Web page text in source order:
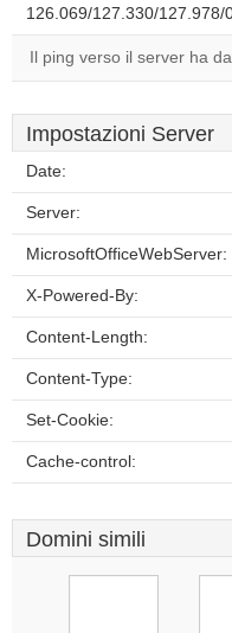
126.069/127.330/127.978/
Il ping verso il server ha
Impostazioni Server
Date:
Server:
MicrosoftOfficeWebServer:
X-Powered-By:
Content-Length:
Content-Type:
Set-Cookie:
Cache-control:
Domini simili